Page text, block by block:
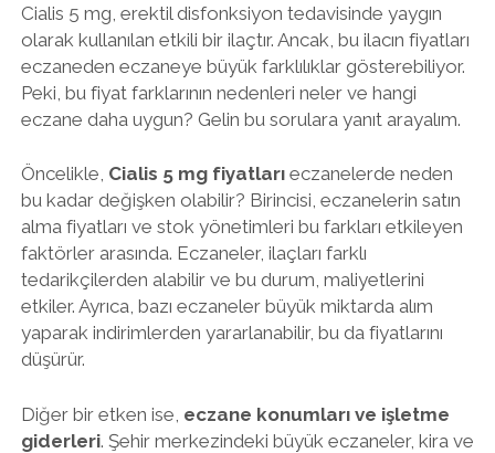
Cialis 5 mg, erektil disfonksiyon tedavisinde yaygın
olarak kullanılan etkili bir ilaçtır. Ancak, bu ilacın fiyatları
eczaneden eczaneye büyük farklılıklar gösterebiliyor.
Peki, bu fiyat farklarının nedenleri neler ve hangi
eczane daha uygun? Gelin bu sorulara yanıt arayalım.
Öncelikle, Cialis 5 mg fiyatlarıeczanelerde neden
bu kadar değişken olabilir? Birincisi, eczanelerin satın
alma fiyatları ve stok yönetimleri bu farkları etkileyen
faktörler arasında. Eczaneler, ilaçları farklı
tedarikçilerden alabilir ve bu durum, maliyetlerini
etkiler. Ayrıca, bazı eczaneler büyük miktarda alım
yaparak indirimlerden yararlanabilir, bu da fiyatlarını
düşürür.
Diğer bir etken ise, eczane konumları ve işletme
giderleri. Şehir merkezindeki büyük eczaneler, kira ve